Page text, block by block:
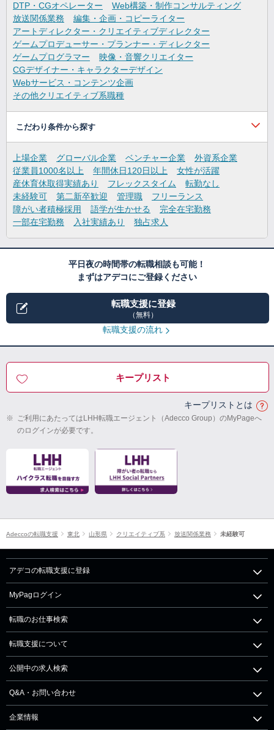
DTP・CGオペレーター
Web構築・制作コンサルティング
放送関係業務
編集・企画・コピーライター
アートディレクター・クリエイティブディレクター
ゲームプロデューサー・プランナー・ディレクター
ゲームプログラマー
映像・音響クリエイター
CGデザイナー・キャラクターデザイン
Webサービス・コンテンツ企画
その他クリエイティブ系職種
こだわり条件から探す
上場企業 グローバル企業 ベンチャー企業
外資系企業
従業員1000名以上
年間休日120日以上
女性が活躍
産休育休取得実績あり
フレックスタイム
転勤なし
未経験可
第二新卒歓迎 管理職
フリーランス
障がい者積極採用
語学が生かせる
完全在宅勤務
一部在宅勤務
入社実績あり 独占求人
平日夜の時間帯の転職相談も可能！
まずはアデコにご登録ください
転職支援に登録
（無料）
転職支援の流れ
キープリスト
キープリストとは
※ ご利用にあたってはLHH転職エージェント（Adecco Group）のMyPageへ
のログインが必要です。
Adeccoの転職支援 東北 山形県 クリエイティブ系 放送関係業務 未経験可
アデコの転職支援に登録
MyPagログイン
転職のお仕事検索
転職支援について
公開中の求人検索
Q&A・お問い合わせ
企業情報